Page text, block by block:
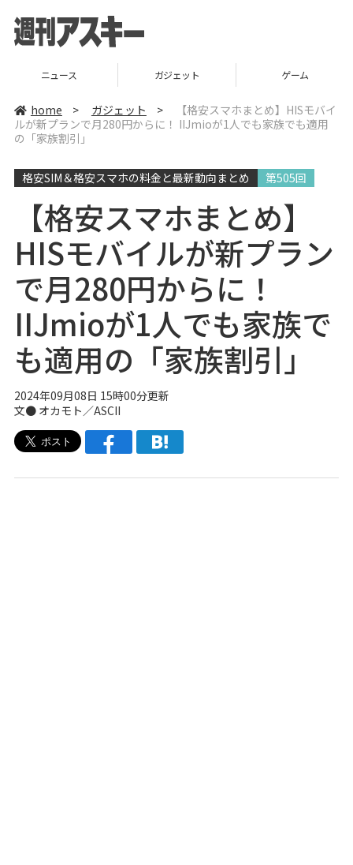
ニュース ガジェット ゲーム
home > ガジェット >
【格安スマホまとめ】HISモバイ
ルが新プランで月280円からに！ IIJmioが1人でも家族でも適用
の「家族割引」
格安SIM＆格安スマホの料金と最新動向まとめ 第505回
【格安スマホまとめ】
HISモバイルが新プラン
で月280円からに！
IIJmioが1人でも家族で
も適用の「家族割引」
2024年09月08日 15時00分更新
文● オカモト／ASCII